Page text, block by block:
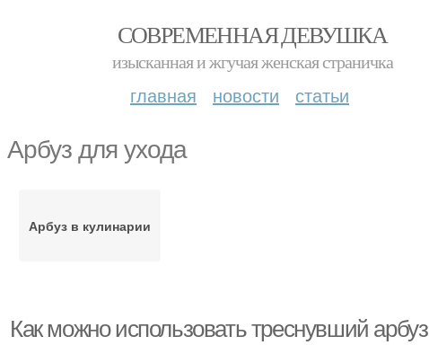
СОВРЕМЕННАЯ ДЕВУШКА
изысканная и жгучая женская страничка
главная новости статьи
Арбуз для ухода
Арбуз в кулинарии
Как можно использовать треснувший арбуз